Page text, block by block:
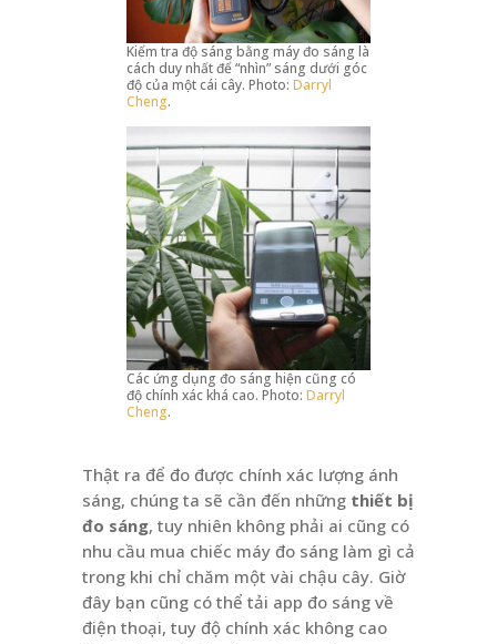
Kiểm tra độ sáng bằng máy đo sáng là
cách duy nhất để “nhìn” sáng dưới góc
độ của một cái cây. Photo: Darryl
Cheng.
Các ứng dụng đo sáng hiện cũng có
độ chính xác khá cao. Photo: Darryl
Cheng.
Thật ra để đo được chính xác lượng ánh
sáng, chúng ta sẽ cần đến những thiết bị
đo sáng, tuy nhiên không phải ai cũng có
nhu cầu mua chiếc máy đo sáng làm gì cả
trong khi chỉ chăm một vài chậu cây. Giờ
đây bạn cũng có thể tải app đo sáng về
điện thoại, tuy độ chính xác không cao